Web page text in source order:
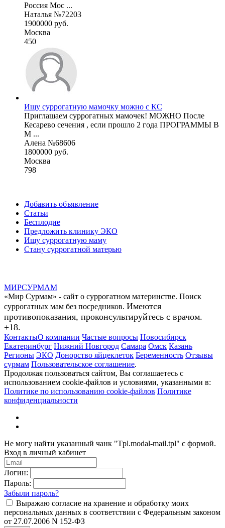
Россия Мос ...
Наталья №72203
1900000 руб.
Москва
450
Ищу суррогатную мамочку можно с КС
Приглашаем суррогатных мамочек! МОЖНО После
Кесарево сечения , если прошло 2 года ПРОГРАММЫ В
М ...
Алена №68606
1800000 руб.
Москва
798
Добавить объявление
Статьи
Бесплодие
Предложить клинику ЭКО
Ищу суррогатную маму
Стану суррогатной матерью
МИРСУРМАМ
«Мир Сурмам» - сайт о суррогатном материнстве. Поиск
суррогатных мам без посредников. Имеются
противопоказания, проконсультируйтесь с врачом.
+18.
КонтактыО компании Частые вопросы Новосибирск
Екатеринбург Нижний Новгород Самара Омск Казань
Регионы ЭКО Донорство яйцеклеток Беременность Отзывы
сурмам Пользовательское соглашение.
Продолжая пользоваться сайтом, Вы соглашаетесь с
использованием cookie-файлов и условиями, указанными в:
Политике по использованию cookie-файлов Политике
конфиденциальности
Не могу найти указанный чанк "Tpl.modal-mail.tpl" с формой.
Вход в личный кабинет
Логин:
Пароль:
Забыли пароль?
Выражаю согласие на хранение и обработку моих
персональных данных в соответствии с Федеральным законом
от 27.07.2006 N 152-ФЗ